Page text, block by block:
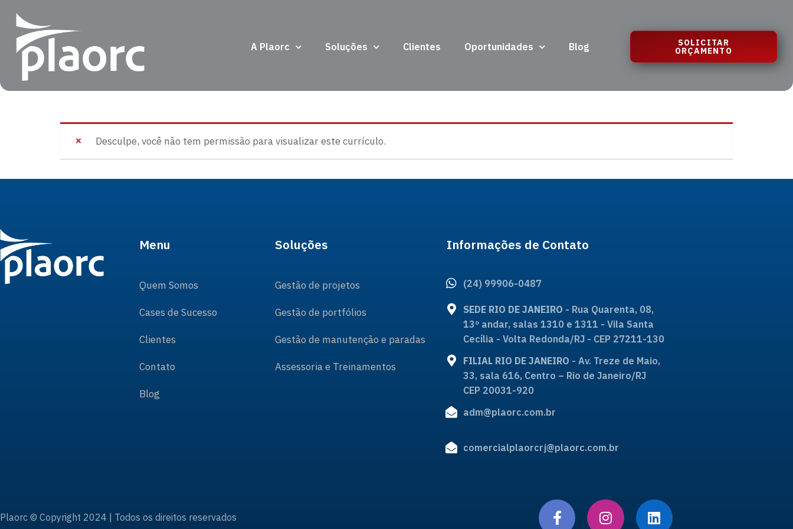
A Plaorc Soluções Clientes Oportunidades Blog SOLICITAR
ORÇAMENTO
Desculpe, você não tem permissão para visualizar este currículo.
Menu
Quem Somos
Cases de Sucesso
Clientes
Contato
Blog
Soluções
Gestão de projetos
Gestão de portfólios
Gestão de manutenção e paradas
Assessoria e Treinamentos
Informações de Contato
(24) 99906-0487
SEDE RIO DE JANEIRO - Rua Quarenta, 08,
13º andar, salas 1310 e 1311 - Vila Santa
Cecília - Volta Redonda/RJ - CEP 27211-130
FILIAL RIO DE JANEIRO - Av. Treze de Maio,
33, sala 616, Centro – Rio de Janeiro/RJ
CEP 20031-920
adm@plaorc.com.br
comercialplaorcrj@plaorc.com.br
Plaorc © Copyright 2024 | Todos os direitos reservados